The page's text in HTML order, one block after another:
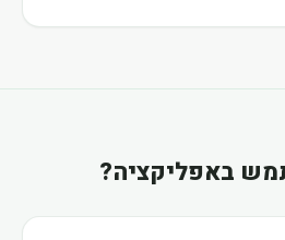
באפליקציה?